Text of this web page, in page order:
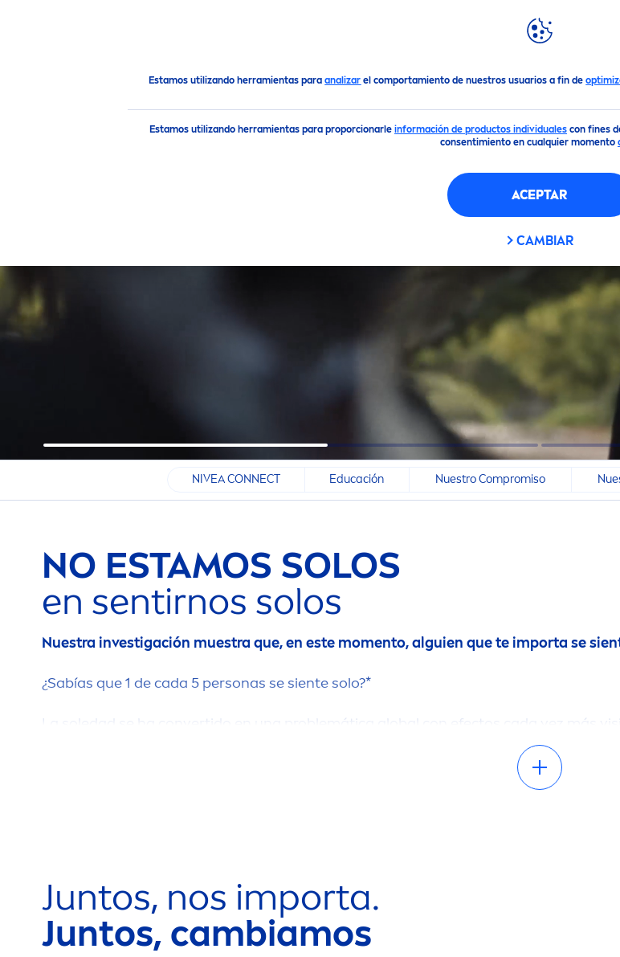
Estamos utilizando herramientas paraanalizar el comportamiento de nuestros usuarios a fin de
Estamos utilizando herramientas para proporcionarle información de productos individualescon fines
consentimiento en cualquier momento
ACEPTAR
CAMBIAR
DESTACADOS
NIVEA CONNECT Educación Nuestro Compromiso
NO ESTAMOS SOLOS
en sentirnos solos
Nuestra investigación muestra que, en este momento, alguien que te importa se
¿Sabías que 1 de cada 5 personas se siente solo?*
La soledad se ha convertido en una problemática global con efectos cada vez más
el 56% de las personas no se sienta cómoda solicitando apoyo*, un factor que,
Juntos, nos importa.
Juntos, cambiamos